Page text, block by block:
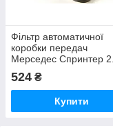
Фільтр автоматичної
коробки передач
Мерседес Спринтер
CDI+2.7 CDI MANN-
FILTER (Німеччина)
HX81D
524 ₴
Купити